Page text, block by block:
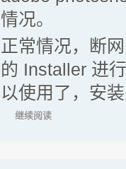
情况。
正常情况，断
的 Installer 进
以使用了，安
继续阅读